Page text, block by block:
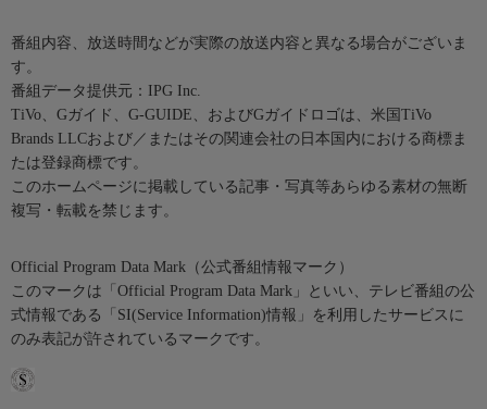
番組内容、放送時間などが実際の放送内容と異なる場合がございま
す。
番組データ提供元：IPG Inc.
TiVo、Gガイド、G-GUIDE、およびGガイドロゴは、米国TiVo
Brands LLCおよび／またはその関連会社の日本国内における商標ま
たは登録商標です。
このホームページに掲載している記事・写真等あらゆる素材の無断
複写・転載を禁じます。
Official Program Data Mark（公式番組情報マーク）
このマークは「Official Program Data Mark」といい、テレビ番組の公
式情報である「SI(Service Information)情報」を利用したサービスに
のみ表記が許されているマークです。